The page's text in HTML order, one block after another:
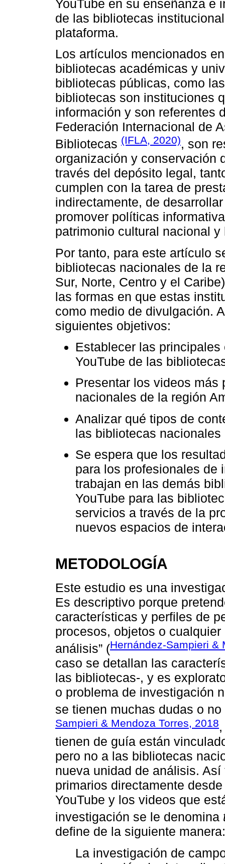
YouTube en su enseñanza e
de las bibliotecas
plataforma.
Los artículos mencionados
bibliotecas académicas y
bibliotecas públicas, como
bibliotecas son instituciones
información y son referentes
Federación Internacional de
Bibliotecas (IFLA, 2020), son
organización y conservación
través del depósito legal,
cumplen con la tarea de
indirectamente, de
promover políticas
patrimonio cultural nacional
Por tanto, para este artículo
bibliotecas nacionales de la
Sur, Norte, Centro y el
las formas en que estas
como medio de divulgación.
siguientes objetivos:
Establecer las
YouTube de las
Presentar los videos
nacionales de la región
Analizar qué tipos de
las bibliotecas
Se espera que los
para los profesionales de
trabajan en las demás
YouTube para las
servicios a través de la
nuevos espacios de
METODOLOGÍA
Este estudio es una
Es descriptivo porque
características y perfiles de
procesos, objetos o
análisis” (Hernández-Sampieri &
caso se detallan las
las bibliotecas-, y es
o problema de investigación
se tienen muchas dudas o
Sampieri & Mendoza Torres, 2018
tienen de guía están
pero no a las bibliotecas
nueva unidad de análisis.
primarios directamente
YouTube y los videos que
investigación se le denomina
define de la siguiente manera:
La investigación de